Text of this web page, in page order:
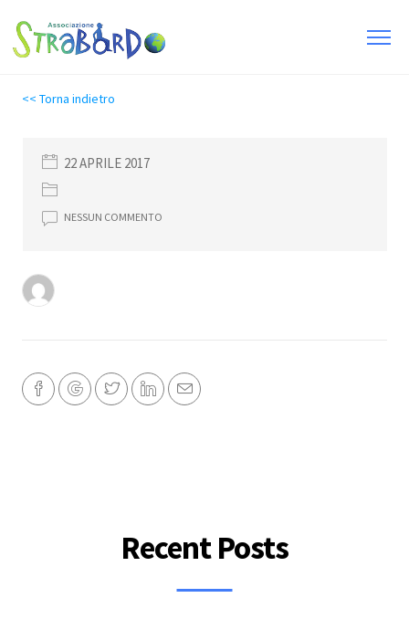
<< Torna indietro
22 APRILE 2017
NESSUN COMMENTO
Recent Posts